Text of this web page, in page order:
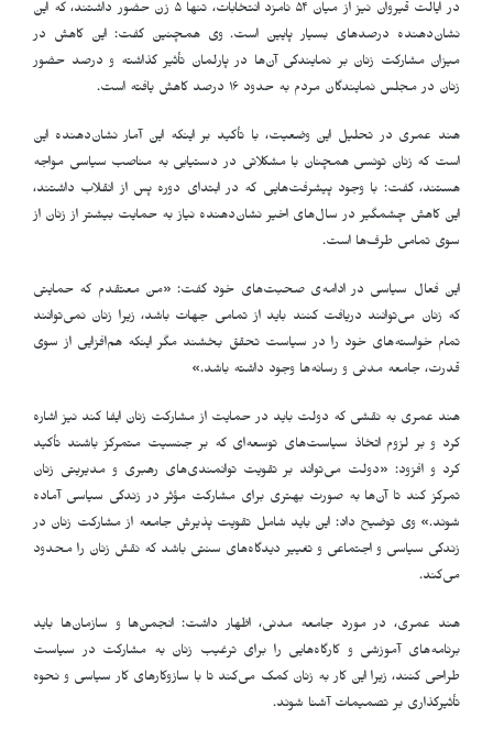
در ایالت قیروان نیز از میان ۵۴ نامزد انتخابات، تنها ۵ زن حضور داشتند، که این
نشان‌دهنده درصدهای بسیار پایین است. وی همچنین گفت: این کاهش در
میزان مشارکت زنان بر نمایندگی آن‌ها در پارلمان تأثیر گذاشته و درصد حضور
زنان در مجلس نمایندگان مردم به حدود ١۶ درصد کاهش یافته است.
هند عمری در تحلیل این وضعیت، با تأکید بر اینکه این آمار نشان‌دهنده این
است که زنان تونسی همچنان با مشکلاتی در دستیابی به مناصب سیاسی مواجه
هستند، گفت: با وجود پیشرفت‌هایی که در ابتدای دوره پس از انقلاب داشتند،
این کاهش چشمگیر در سال‌های اخیر نشان‌دهنده نیاز به حمایت بیشتر از زنان از
سوی تمامی طرف‌ها است.
این فعال سیاسی در ادامه‌ی صحبت‌های خود گفت: «من معتقدم که حمایتی
که زنان می‌توانند دریافت کنند باید از تمامی جهات باشد، زیرا زنان نمی‌توانند
تمام خواسته‌های خود را در سیاست تحقق بخشند مگر اینکه هم‌افزایی از سوی
قدرت، جامعه مدنی و رسانه‌ها وجود داشته باشد.»
هند عمری به نقشی که دولت باید در حمایت از مشارکت زنان ایفا کند نیز اشاره
کرد و بر لزوم اتخاذ سیاست‌های توسعه‌ای که بر جنسیت متمرکز باشند تأکید
کرد و افزود: «دولت می‌تواند بر تقویت توانمندی‌های رهبری و مدیریتی زنان
تمرکز کند تا آن‌ها به‌ صورت بهتری برای مشارکت مؤثر در زندگی سیاسی آماده
شوند.» وی توضیح داد: این باید شامل تقویت پذیرش جامعه از مشارکت زنان در
زندگی سیاسی و اجتماعی و تغییر دیدگاه‌های سنتی باشد که نقش زنان را محدود
می‌کند.
هند عمری، در مورد جامعه مدنی، اظهار داشت: انجمن‌ها و سازمان‌ها باید
برنامه‌های آموزشی و کارگاه‌هایی را برای ترغیب زنان به مشارکت در سیاست
طراحی کنند، زیرا این کار به زنان کمک می‌کند تا با سازوکارهای کار سیاسی و نحوه
تأثیرگذاری بر تصمیمات آشنا شوند.